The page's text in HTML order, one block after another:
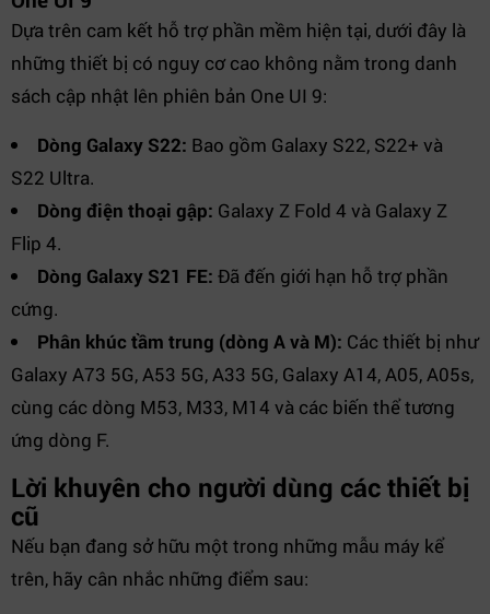
Dựa trên cam kết hỗ trợ phần mềm hiện tại, dưới đây là
những thiết bị có nguy cơ cao không nằm trong danh
sách cập nhật lên phiên bản One UI 9:
Dòng Galaxy S22: Bao gồm Galaxy S22, S22+ và
S22 Ultra.
Dòng điện thoại gập: Galaxy Z Fold 4 và Galaxy Z
Flip 4.
Dòng Galaxy S21 FE: Đã đến giới hạn hỗ trợ phần
cứng.
Phân khúc tầm trung (dòng A và M): Các thiết bị như
Galaxy A73 5G, A53 5G, A33 5G, Galaxy A14, A05, A05s,
cùng các dòng M53, M33, M14 và các biến thể tương
ứng dòng F.
Lời khuyên cho người dùng các thiết bị
cũ
Nếu bạn đang sở hữu một trong những mẫu máy kể
trên, hãy cân nhắc những điểm sau: